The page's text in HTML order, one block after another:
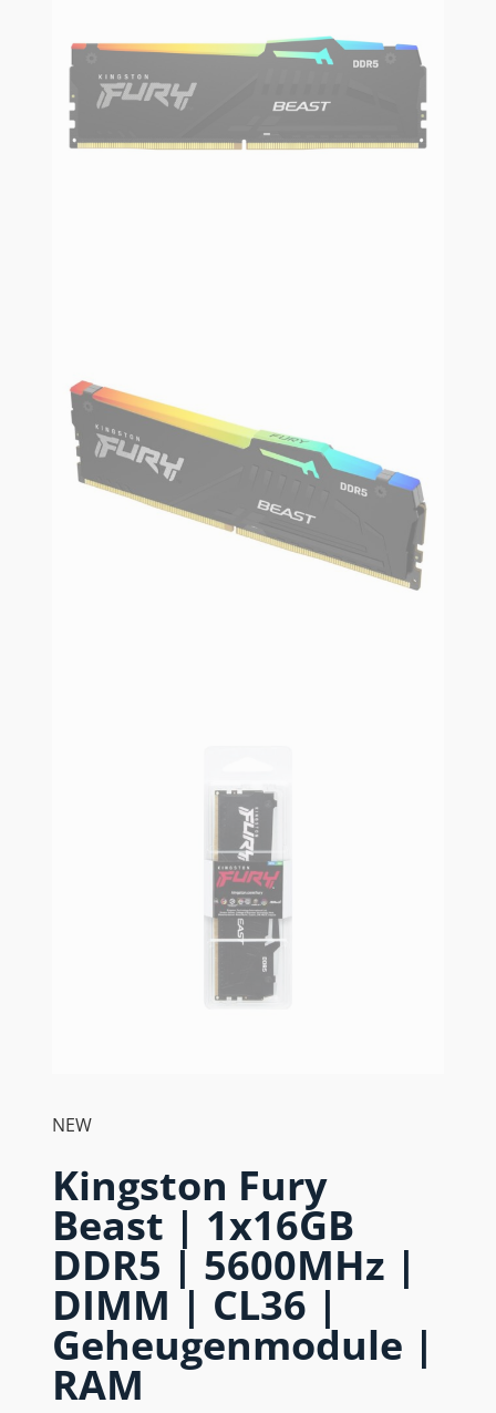
NEW
Kingston Fury
Beast | 1x16GB
DDR5 | 5600MHz |
DIMM | CL36 |
Geheugenmodule |
RAM